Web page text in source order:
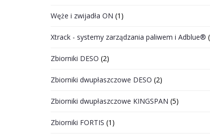
Węże i zwijadła ON (1)
Xtrack - systemy zarządzania paliwem i Adblue®
Zbiorniki DESO (2)
Zbiorniki dwupłaszczowe DESO (2)
Zbiorniki dwupłaszczowe KINGSPAN (5)
Zbiorniki FORTIS (1)